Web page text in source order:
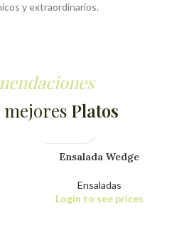
y extraordinarios.
mejores Platos
Ensalada Wedge
Ensaladas
Login to see prices